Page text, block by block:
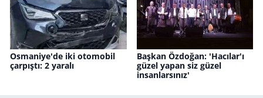
Osmaniye'de iki otomobil
çarpıştı: 2 yaralı
Başkan Özdoğan: 'Hacılar'ı
güzel yapan siz güzel
insanlarsınız'